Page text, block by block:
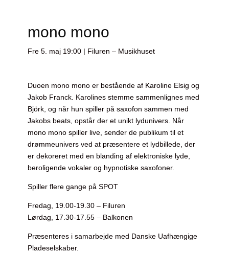
mono mono
Fre 5. maj 19:00 | Filuren – Musikhuset
Duoen mono mono er bestående af Karoline Elsig og
Jakob Franck. Karolines stemme sammenlignes med
Björk, og når hun spiller på saxofon sammen med
Jakobs beats, opstår der et unikt lydunivers. Når
mono mono spiller live, sender de publikum til et
drømmeunivers ved at præsentere et lydbillede, der
er dekoreret med en blanding af elektroniske lyde,
beroligende vokaler og hypnotiske saxofoner.
Spiller flere gange på SPOT
Fredag, 19.00-19.30 – Filuren
Lørdag, 17.30-17.55 – Balkonen
Præsenteres i samarbejde med Danske Uafhængige
Pladeselskaber.